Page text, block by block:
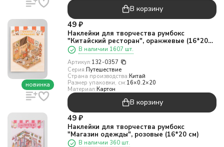
В корзину
новинка
49 ₽
Наклейки для творчества румбокс
"Китайский ресторан", оранжевые (16*20
см) В наличии 1607 шт.
Артикул:132-0357
Серия:Путешествие
Страна производства:Китай
Размер упаковки, см:16×0.2×20
Материал:Картон
В корзину
49 ₽
Наклейки для творчества румбокс
"Магазин одежды", розовые (16*20 см)
В наличии 360 шт.